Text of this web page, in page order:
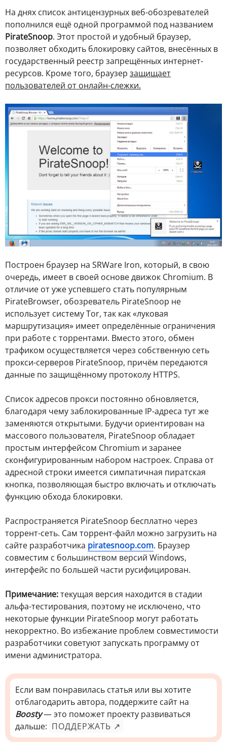
На днях список антицензурных веб-обозревателей
пополнился ещё одной программой под названием
PirateSnoop. Этот простой и удобный браузер,
позволяет обходить блокировку сайтов, внесённых в
государственный реестр запрещённых интернет-
ресурсов. Кроме того, браузер защищает
пользователей от онлайн-слежки.
Построен браузер на SRWare Iron, который, в свою
очередь, имеет в своей основе движок Chromium. В
отличие от уже успевшего стать популярным
PirateBrowser, обозреватель PirateSnoop не
использует систему Tor, так как «луковая
маршрутизация» имеет определённые ограничения
при работе с торрентами. Вместо этого, обмен
трафиком осуществляется через собственную сеть
прокси-серверов PirateSnoop, причём передаются
данные по защищённому протоколу HTTPS.
Список адресов прокси постоянно обновляется,
благодаря чему заблокированные IP-адреса тут же
заменяются открытыми. Будучи ориентирован на
массового пользователя, PirateSnoop обладает
простым интерфейсом Chromium и заранее
сконфигурированным набором настроек. Справа от
адресной строки имеется симпатичная пиратская
кнопка, позволяющая быстро включать и отключать
функцию обхода блокировки.
Распространяется PirateSnoop бесплатно через
торрент-сеть. Сам торрент-файл можно загрузить на
сайте разработчика piratesnoop.com. Браузер
совместим с большинством версий Windows,
интерфейс по большей части русифицирован.
Примечание:текущая версия находится в стадии
альфа-тестирования, поэтому не исключено, что
некоторые функции PirateSnoop могут работать
некорректно. Во избежание проблем совместимости
разработчики советуют запускать программу от
имени администратора.
Если вам понравилась статья или вы хотите
отблагодарить автора, поддержите сайт на
Boosty— это поможет проекту развиваться
дальше: ПОДДЕРЖАТЬ ↗